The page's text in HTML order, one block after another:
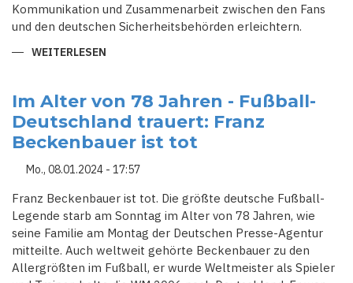
Kommunikation und Zusammenarbeit zwischen den Fans
und den deutschen Sicherheitsbehörden erleichtern.
WEITERLESEN
WELT:
580
BEAMTE
SICHERN
DIE
EURO
2024
IN
Im Alter von 78 Jahren - Fußball-
Deutschland trauert: Franz
Beckenbauer ist tot
Mo., 08.01.2024 - 17:57
Franz Beckenbauer ist tot. Die größte deutsche Fußball-
Legende starb am Sonntag im Alter von 78 Jahren, wie
seine Familie am Montag der Deutschen Presse-Agentur
mitteilte. Auch weltweit gehörte Beckenbauer zu den
Allergrößten im Fußball, er wurde Weltmeister als Spieler